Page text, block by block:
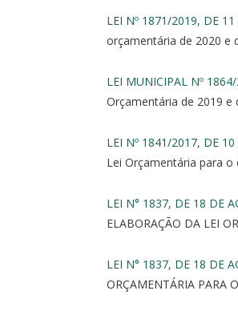
LEI Nº 1871/2019, DE
orçamentária de 2020 e
LEI MUNICIPAL Nº
Orçamentária de 2019 e
LEI Nº 1841/2017, DE
Lei Orçamentária para o
LEI N° 1837, DE 18 DE
ELABORAÇÃO DA LEI
LEI N° 1837, DE 18 DE
ORÇAMENTÁRIA PARA